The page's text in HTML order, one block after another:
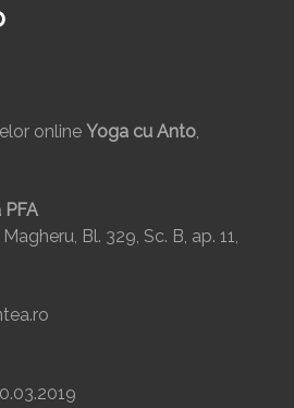
online Yoga cu Anto,
PFA
Bl. 329, Sc. B, ap. 11,